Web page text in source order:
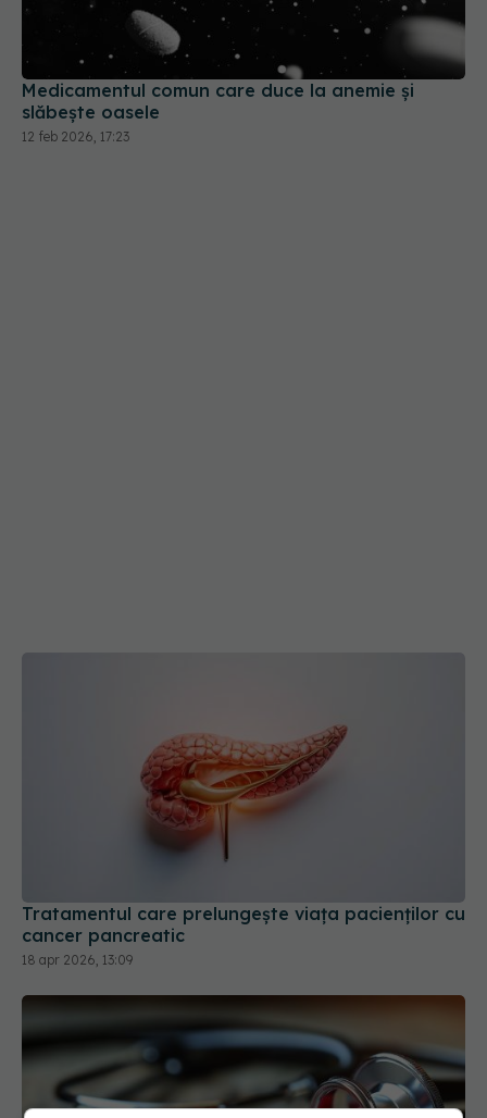
Medicamentul comun care duce la anemie și
slăbește oasele
12 feb 2026, 17:23
Tratamentul care prelungește viața pacienților cu
18 apr 2026, 13:09